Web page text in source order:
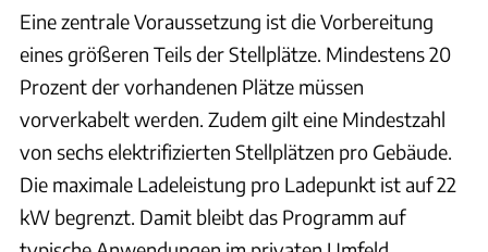
Eine zentrale Voraussetzung ist die Vorbereitung
eines größeren Teils der Stellplätze. Mindestens 20
Prozent der vorhandenen Plätze müssen
vorverkabelt werden. Zudem gilt eine Mindestzahl
von sechs elektrifizierten Stellplätzen pro Gebäude.
Die maximale Ladeleistung pro Ladepunkt ist auf 22
kW begrenzt. Damit bleibt das Programm auf